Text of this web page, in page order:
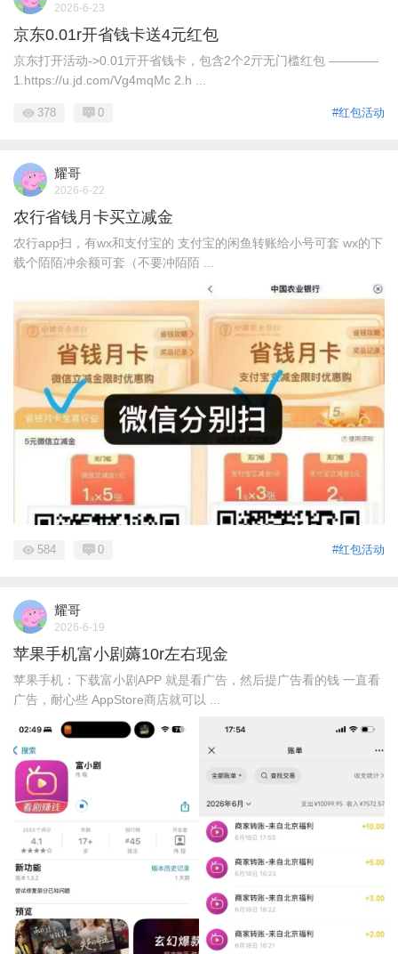
2026-6-23
京东0.01r开省钱卡送4元红包
京东打开活动->0.01亓开省钱卡，包含2个2亓无门槛红包 ————
1.https://u.jd.com/Vg4mqMc 2.h ...
#红包活动
378 0
耀哥
2026-6-22
农行省钱月卡买立减金
农行app扫，有wx和支付宝的 支付宝的闲鱼转账给小号可套 wx的下
载个陌陌冲余额可套（不要冲陌陌 ...
#红包活动
584 0
耀哥
2026-6-19
苹果手机富小剧薅10r左右现金
苹果手机：下载富小剧APP 就是看广告，然后提广告看的钱 一直看
广告，耐心些 AppStore商店就可以 ...